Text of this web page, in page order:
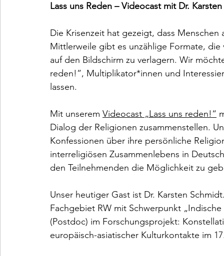
Lass uns Reden – Videocast mit Dr.
Die Krisenzeit hat gezeigt, dass
Mittlerweile gibt es unzählige Formate,
auf den Bildschirm zu verlagern. Wir
reden!”, Multiplikator*innen und
lassen.
Mit unserem Videocast „Lass uns reden!“
Dialog der Religionen zusammenstellen.
Konfessionen über ihre persönliche
interreligiösen Zusammenlebens in
den Teilnehmenden die Möglichkeit zu
Unser heutiger Gast ist Dr. Karsten
Fachgebiet RW mit Schwerpunkt
(Postdoc) im Forschungsprojekt:
europäisch-asiatischer Kulturkontakte im